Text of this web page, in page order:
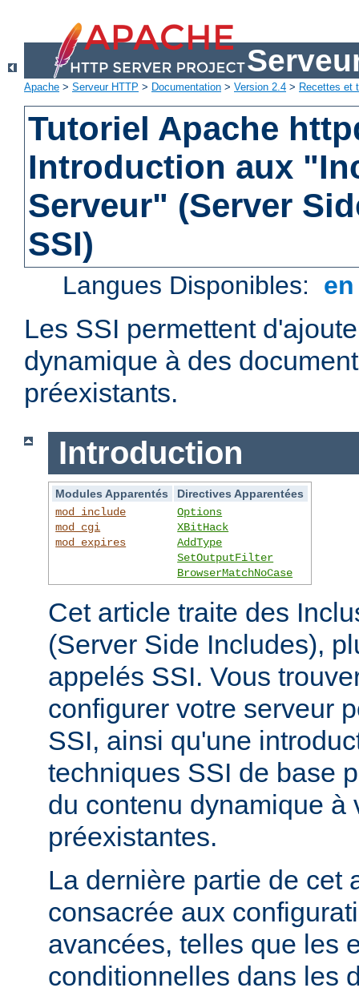
Apache > Serveur HTTP > Documentation > Version 2.4 > Recettes et
Tutoriel Apache
Introduction aux
Serveur" (Server
SSI)
Langues Disponibles:
Les SSI permettent
dynamique à des
préexistants.
Introduction
Modules Apparentés
Directives Apparentées
mod_include
mod_cgi
mod_expires
Options
XBitHack
AddType
SetOutputFilter
BrowserMatchNoCase
Cet article traite des
(Server Side Includes),
appelés SSI. Vous
configurer votre serveur
SSI, ainsi qu'une
techniques SSI de base
du contenu dynamique à
préexistantes.
La dernière partie de cet
consacrée aux
avancées, telles que les
conditionnelles dans les